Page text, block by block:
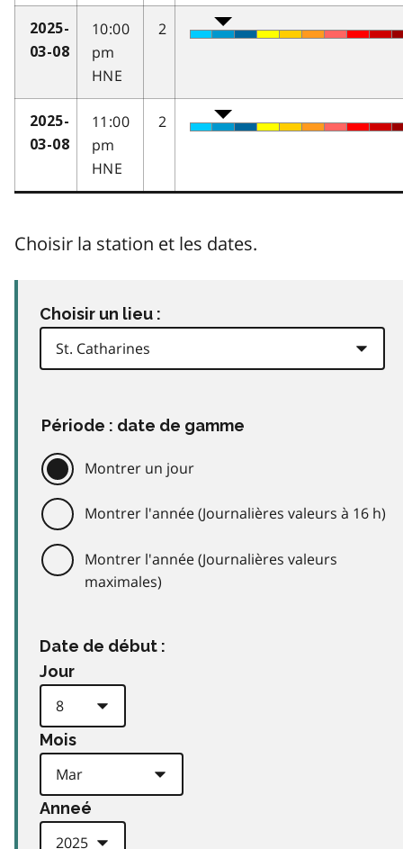
2025-
03-08
10:00
pm
HNE
2
2025-
03-08
11:00
pm
HNE
2
Choisir la station et les dates.
Choisir un lieu :
Période : date de gamme
Montrer un jour
Montrer l'année (Journalières valeurs à 16 h)
Montrer l'année (Journalières valeurs
maximales)
Date de début :
Jour
Mois
Anneé